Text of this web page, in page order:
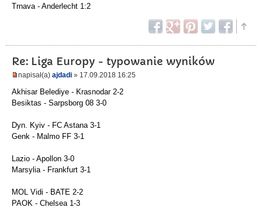
Trnava - Anderlecht 1:2
Re: Liga Europy - typowanie wyników
napisał(a) ajdadi » 17.09.2018 16:25
Akhisar Belediye - Krasnodar 2-2
Besiktas - Sarpsborg 08 3-0
Dyn. Kyiv - FC Astana 3-1
Genk - Malmo FF 3-1
Lazio - Apollon 3-0
Marsylia - Frankfurt 3-1
MOL Vidi - BATE 2-2
PAOK - Chelsea 1-3